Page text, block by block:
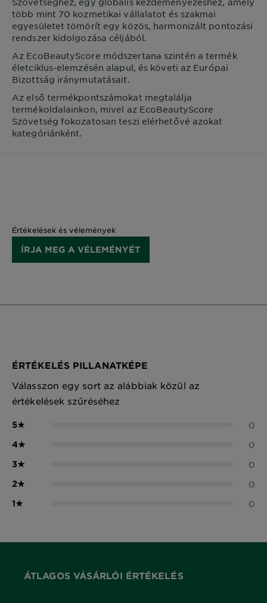
több mint 70 kozmetikai vállalatot és szakmai
egyesületet tömörít egy közös, harmonizált pontozási
rendszer kidolgozása céljából.
Az EcoBeautyScore módszertana szintén a termék
életciklus-elemzésén alapul, és követi az Európai
Bizottság iránymutatásait.
Az első termékpontszámokat megtalálja
termékoldalainkon, mivel az EcoBeautyScore
Szövetség fokozatosan teszi elérhetővé azokat
kategóriánként.
Értékelések és vélemények
ÍRJA MEG A VÉLEMÉNYÉT
ÉRTÉKELÉS PILLANATKÉPE
Válasszon egy sort az alábbiak közül az
értékelések szűréséhez
5★ 0
4★ 0
3★ 0
2★ 0
1★ 0
ÁTLAGOS VÁSÁRLÓI ÉRTÉKELÉS